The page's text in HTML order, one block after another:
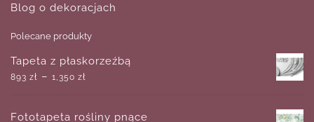
Blog o dekoracjach
Polecane produkty
Tapeta z płaskorzeźbą
893 zł – 1,350 zł
Fototapeta rośliny pnące